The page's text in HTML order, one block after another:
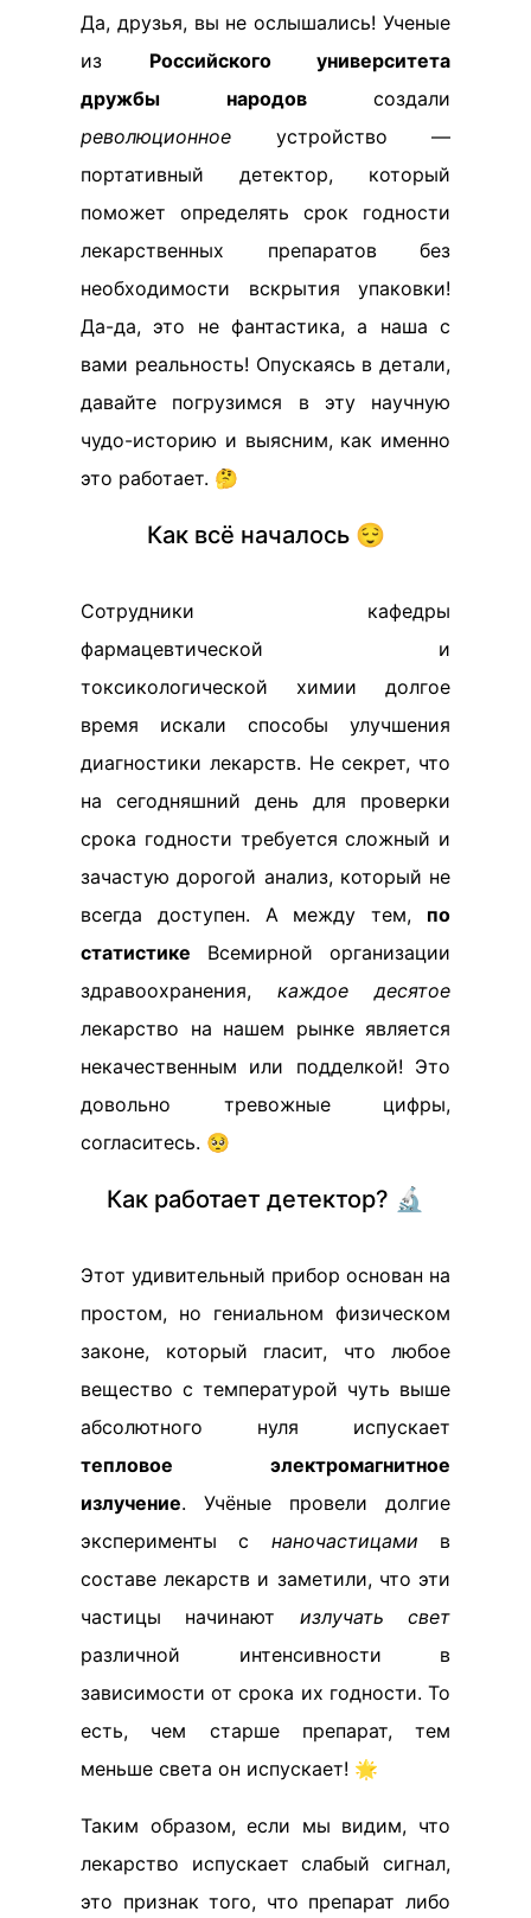
Да, друзья, вы не ослышались! Ученые
из Российского университета
дружбы народовсоздали
революционное устройство —
портативный детектор, который
поможет определять срок годности
лекарственных препаратов без
необходимости вскрытия упаковки!
Да-да, это не фантастика, а наша с
вами реальность! Опускаясь в детали,
давайте погрузимся в эту научную
чудо-историю и выясним, как именно
это работает. 🤔
Как всё началось 😌
Сотрудники кафедры
фармацевтической и
токсикологической химии долгое
время искали способы улучшения
диагностики лекарств. Не секрет, что
на сегодняшний день для проверки
срока годности требуется сложный и
зачастую дорогой анализ, который не
всегда доступен. А между тем, по
статистике Всемирной организации
здравоохранения, каждое десятое
лекарство на нашем рынке является
некачественным или подделкой! Это
довольно тревожные цифры,
согласитесь. 🥺
Как работает детектор? 🔬
Этот удивительный прибор основан на
простом, но гениальном физическом
законе, который гласит, что любое
вещество с температурой чуть выше
абсолютного нуля испускает
тепловое электромагнитное
излучение. Учёные провели долгие
эксперименты с наночастицами в
составе лекарств и заметили, что эти
частицы начинают излучать свет
различной интенсивности в
зависимости от срока их годности. То
есть, чем старше препарат, тем
меньше света он испускает! 🌟
Таким образом, если мы видим, что
лекарство испускает слабый сигнал,
это признак того, что препарат либо